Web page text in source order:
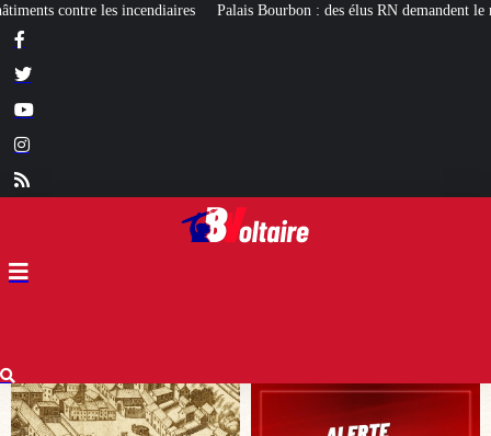
Bourbon : des élus RN demandent le réexamen du projet de pavillon